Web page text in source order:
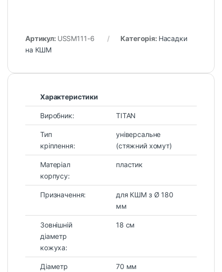
Артикул: USSM111-6 Категорія: Насадки
на КШМ
Характеристики
Виробник: TITAN
Тип
кріплення:
універсальне
(стяжний хомут)
Матеріал
корпусу:
пластик
Призначення:
для КШМ з Ø 180
мм
Зовнішній
діаметр
кожуха:
18 см
Діаметр
70 мм